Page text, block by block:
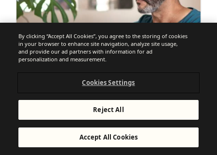
Comment faire un publipostage
(mailing) avec Outlook ou Gmail ?
By clicking “Accept All Cookies”, you agree to the storing of cookies
in your browser to enhance site navigation, analyze site usage,
and provide our ad partners with information for ad
personalization and measurement.
Cookies Settings
Reject All
Accept All Cookies